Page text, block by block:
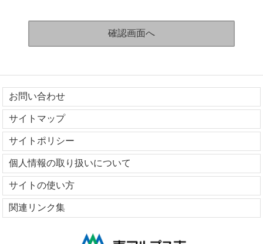
お問い合わせ
サイトマップ
サイトポリシー
個人情報の取り扱いについて
サイトの使い方
関連リンク集